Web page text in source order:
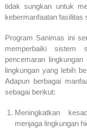
tidak sungkan untuk
kebermanfaatan fasilitas
Program Sanimas ini
memperbaiki sistem
pencemaran
lingkungan yang lebih
Adapun berbagai
sebagai berikut:
Meningkatkan
menjaga lingkungan